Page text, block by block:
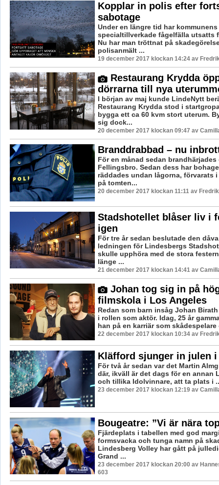
Kopplar in polis efter
sabotage
Under en längre tid har kommunens
specialtillverkade fågelfälla utsatts
Nu har man tröttnat på
polisanmält ...
19 december 2017 klockan 14:24 av
Restaurang Krydda
dörrarna till nya
I början av maj kunde LindeNytt
Restaurang Krydda stod i
bygga ett ca 60 kvm stort uterum.
sig dock...
20 december 2017 klockan 09:47 av
Branddrabbad – nu
För en månad sedan brandhärjades
Fellingsbro. Sedan dess har
räddades undan lågorna, förvarats
på tomten...
20 december 2017 klockan 11:11 av
Stadshotellet blåser liv i
igen
För tre år sedan beslutade den
ledningen för Lindesbergs
skulle upphöra med de stora
länge ...
21 december 2017 klockan 14:41 av
Johan tog sig in på
filmskola i Los Angeles
Redan som barn insåg Johan
i rollen som aktör. Idag, 25 år
han på en karriär som skådespelare
22 december 2017 klockan 10:34 av
Kläfford sjunger in julen i
För två år sedan var det Martin
där, ikväll är det dags för en annan
och tillika Idolvinnare, att ta plats i
23 december 2017 klockan 12:19 av
Bougeatre: ”Vi är nära
Fjärdeplats i tabellen med god
formsvacka och tunga namn på
Lindesberg Volley har gått på
Grand ...
23 december 2017 klockan 20:00 av
603